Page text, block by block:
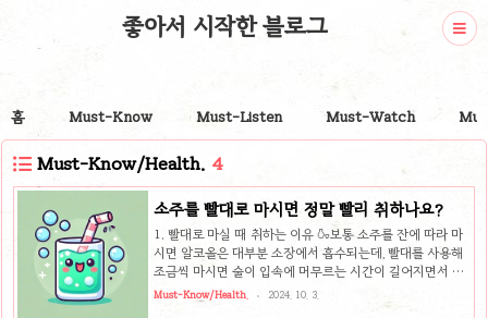
좋아서 시작한 블로그
홈 Must-Know Must-Listen Must-Watch
Must-Know/Health. 4
소주를 빨대로 마시면 정말 빨리 취하나요?
1. 빨대로 마실 때 취하는 이유 🍶보통 소주를 잔에 따라 마
시면 알코올은 대부분 소장에서 흡수되는데, 빨대를 사용해
조금씩 마시면 술이 입속에 머무르는 시간이 길어지면서 알
코올이 구강을 통해 더 빠르게 흡수돼요. 이렇게 되면 취기가
더 빨리 오를 수 있습니다. 빨대로 술을 마실 때, 술이 식도를
Must-Know/Health. 2024. 10. 3.